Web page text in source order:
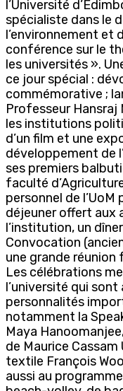
l’Université
spécialiste dans le
l’environnement et
conférence sur le
les universités ».
ce jour spécial :
commémorative ;
Professeur
les institutions
d’un film et une
développement de
ses premiers
faculté
personnel de
déjeuner offert aux
l’institution, un
Convocation
une grande réunion
Les célébrations
l’université qui sont
personnalités
notamment la
Maya
de Maurice
textile François
aussi au